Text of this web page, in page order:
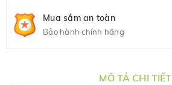
Mua sắm an toàn
Bảo hành chính hãng
MÔ TẢ CHI TIẾT